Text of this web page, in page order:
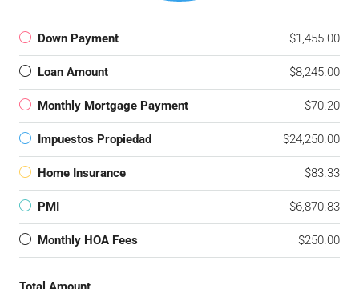
Down Payment $1,455.00
Loan Amount $8,245.00
Monthly Mortgage Payment $70.20
Impuestos Propiedad $24,250.00
Home Insurance $83.33
PMI $6,870.83
Monthly HOA Fees $250.00